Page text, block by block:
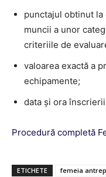
punctajul obtinut
muncii a unor
criteriile de
valoarea exactă a
echipamente;
data şi ora
Procedură completă
ETICHETE femeia